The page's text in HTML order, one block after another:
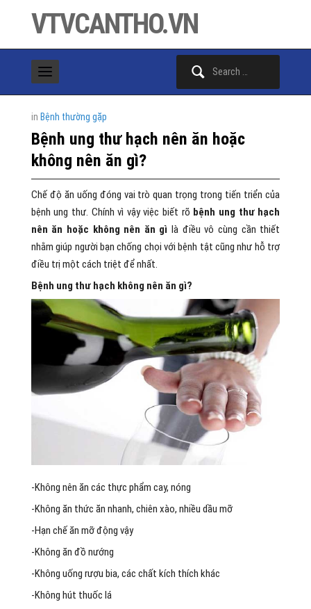
VTVCANTHO.VN
in Bệnh thường gặp
Bệnh ung thư hạch nên ăn hoặc
không nên ăn gì?
Chế độ ăn uống đóng vai trò quan trọng trong tiến triển của
bệnh ung thư. Chính vì vậy việc biết rõ bệnh ung thư hạch
nên ăn hoặc không nên ăn gì là điều vô cùng cần thiết
nhằm giúp người bạn chống chọi với bệnh tật cũng như hỗ trợ
điều trị một cách triệt để nhất.
Bệnh ung thư hạch không nên ăn gì?
-Không nên ăn các thực phẩm cay, nóng
-Không ăn thức ăn nhanh, chiên xào, nhiều dầu mỡ
-Hạn chế ăn mỡ động vậy
-Không ăn đồ nướng
-Không uống rượu bia, các chất kích thích khác
-Không hút thuốc lá